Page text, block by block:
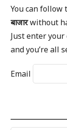
You can
बाजारwithout
Just enter
and you’re all
Email